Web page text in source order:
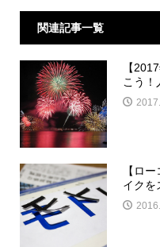
関連記事一覧
【
こう！
【ロ
イクを